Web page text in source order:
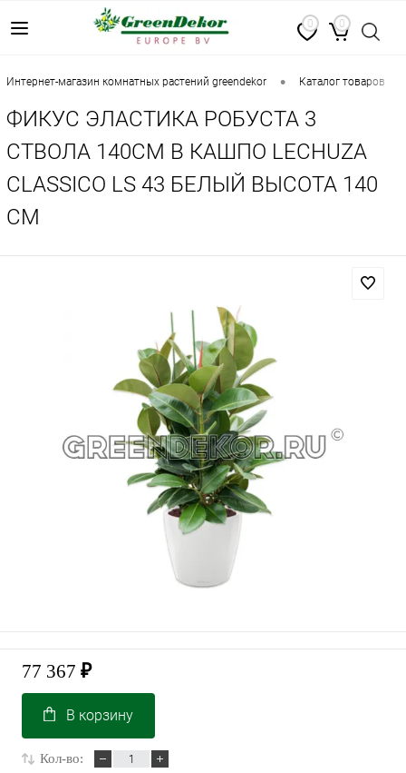
0 0
интернет-магазин комнатных растений greendekor • каталог товаров
ФИКУС ЭЛАСТИКА РОБУСТА 3
СТВОЛА 140СМ В КАШПО LECHUZA
CLASSICO LS 43 БЕЛЫЙ ВЫСОТА 140
СМ
77 367 ₽
В корзину
Кол-во: